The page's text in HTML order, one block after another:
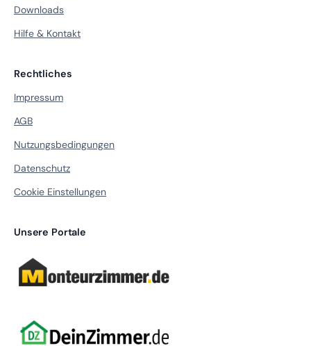
Downloads
Hilfe & Kontakt
Rechtliches
Impressum
AGB
Nutzungsbedingungen
Datenschutz
Cookie Einstellungen
Unsere Portale